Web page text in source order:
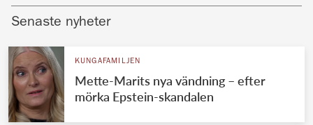
Senaste nyheter
KUNGAFAMILJEN
Mette-Marits nya vändning – efter
mörka Epstein-skandalen